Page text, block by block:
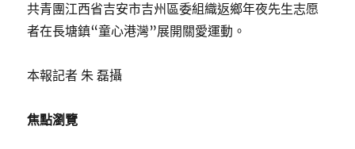
共青團江西省吉安市吉州區委組織返鄉年夜先生志愿
者在長塘鎮“童心港灣”展開關愛運動。
本報記者 朱 磊攝
焦點瀏覽